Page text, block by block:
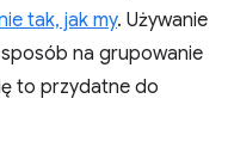
tak, jak my. Używanie
na grupowanie
to przydatne do